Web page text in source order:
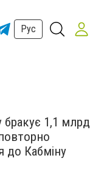
Рус
1,1 млрд
до Кабміну